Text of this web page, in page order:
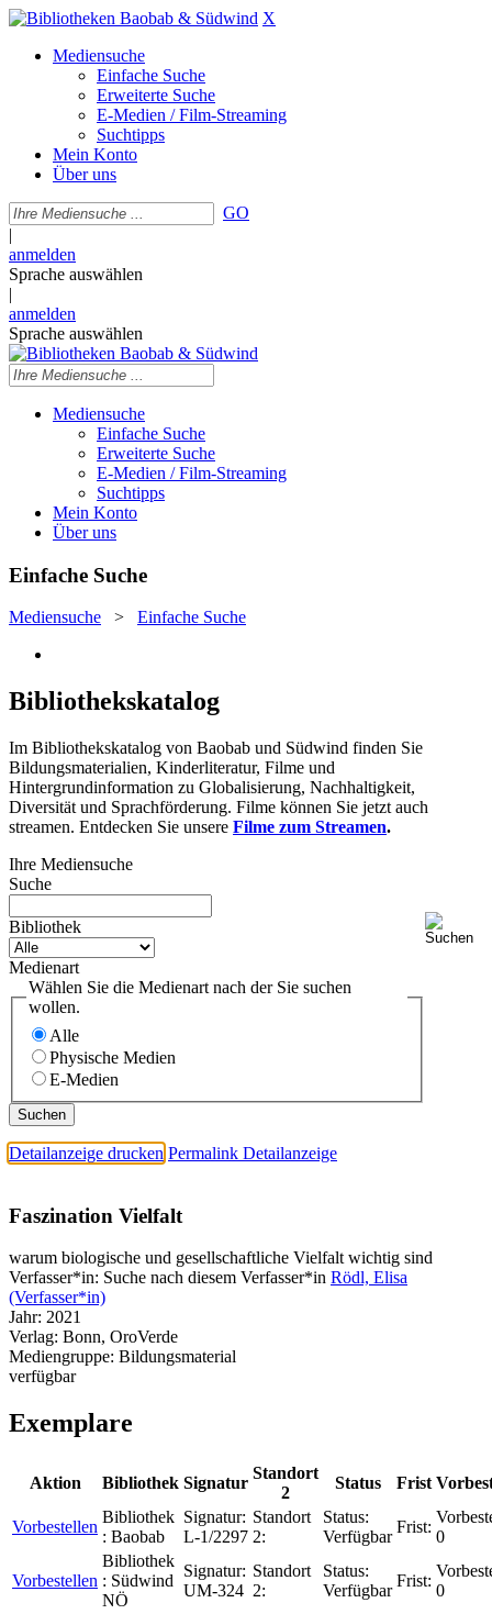
X
Mediensuche
Einfache Suche
Erweiterte Suche
E-Medien / Film-Streaming
Suchtipps
Mein Konto
Über uns
GO
|
anmelden
Sprache auswählen
|
anmelden
Sprache auswählen
Mediensuche
Einfache Suche
Erweiterte Suche
E-Medien / Film-Streaming
Suchtipps
Mein Konto
Über uns
Einfache Suche
Mediensuche > Einfache Suche
Bibliothekskatalog
Im Bibliothekskatalog von Baobab und Südwind finden Sie
Bildungsmaterialien, Kinderliteratur, Filme und
Hintergrundinformation zu Globalisierung, Nachhaltigkeit,
Diversität und Sprachförderung. Filme können Sie jetzt auch
streamen. Entdecken Sie unsere Filme zum Streamen.
Ihre Mediensuche
Suche
Bibliothek
Medienart
Wählen Sie die Medienart nach der Sie suchen
wollen.
Alle
Physische Medien
E-Medien
Detailanzeige drucken Permalink Detailanzeige
Faszination Vielfalt
warum biologische und gesellschaftliche Vielfalt wichtig sind
Verfasser*in: Suche nach diesem Verfasser*in Rödl, Elisa
(Verfasser*in)
Jahr: 2021
Verlag: Bonn, OroVerde
Mediengruppe: Bildungsmaterial
verfügbar
Exemplare
Aktion Bibliothek Signatur
Standort
2
Status Frist
Vorbestellen
Bibliothek
: Baobab
Signatur:
L-1/2297
Standort
2:
Status:
Verfügbar
Frist:
0
Vorbestellen
Bibliothek
: Südwind
NÖ
Signatur:
UM-324
Standort
2:
Status:
Verfügbar
Frist:
0